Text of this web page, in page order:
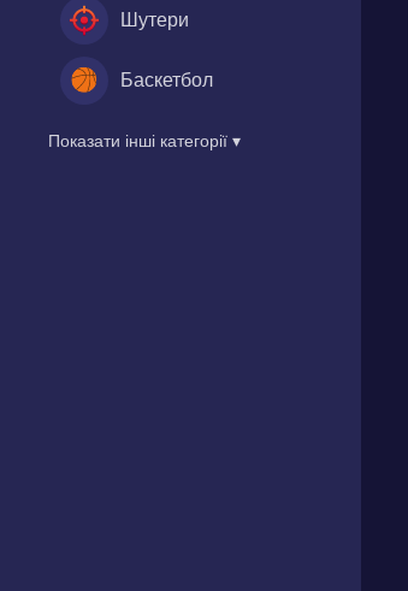
Шутери
Баскетбол
Показати інші категорії ▾